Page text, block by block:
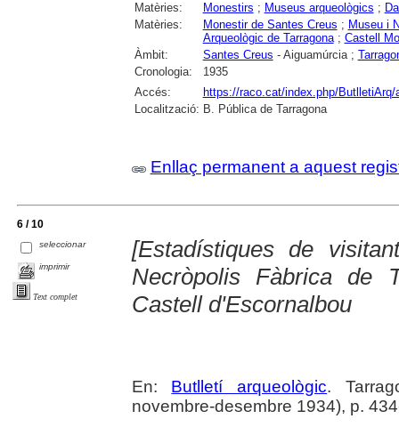
Matèries: Monestirs ; Museus arqueològics ;
Matèries:
Monestir de Santes Creus ; Museu i
Arqueològic de Tarragona; Castell
Àmbit:
Santes Creus - Aiguamúrcia ;
Cronologia:
1935
Accés:
https://raco.cat/index.php/ButlletiArq/
Localització: B. Pública de Tarragona
Enllaç permanent a aquest
6 / 10
seleccionar
imprimir
Text complet
[Estadístiques de
Necròpolis Fàbrica de
Castell d'Escornalbou
En: Butlletí arqueològic.
novembre-desembre 1934), p.